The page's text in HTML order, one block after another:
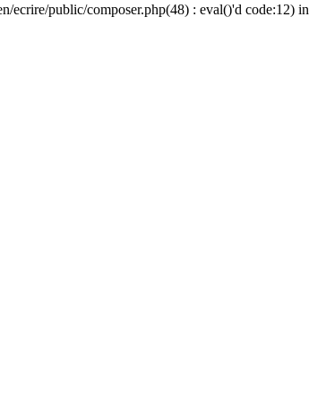
ecrire/public/composer.php(48) : eval()'d code:12) in